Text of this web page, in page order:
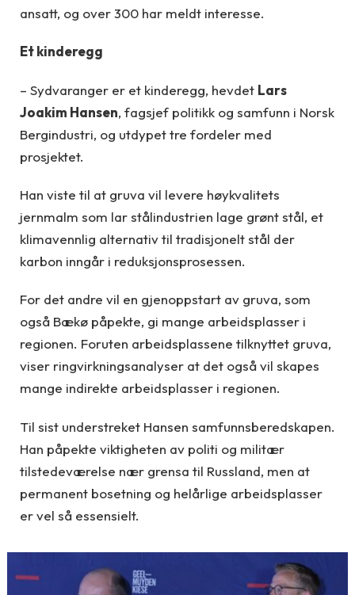
ansatt, og over 300 har meldt interesse.
Et kinderegg
– Sydvaranger er et kinderegg, hevdet Lars
Joakim Hansen, fagsjef politikk og samfunn i Norsk
Bergindustri, og utdypet tre fordeler med
prosjektet.
Han viste til at gruva vil levere høykvalitets
jernmalm som lar stålindustrien lage grønt stål, et
klimavennlig alternativ til tradisjonelt stål der
karbon inngår i reduksjonsprosessen.
For det andre vil en gjenoppstart av gruva, som
også Bækø påpekte, gi mange arbeidsplasser i
regionen. Foruten arbeidsplassene tilknyttet gruva,
viser ringvirkningsanalyser at det også vil skapes
mange indirekte arbeidsplasser i regionen.
Til sist understreket Hansen samfunnsberedskapen.
Han påpekte viktigheten av politi og militær
tilstedeværelse nær grensa til Russland, men at
permanent bosetning og helårlige arbeidsplasser
er vel så essensielt.